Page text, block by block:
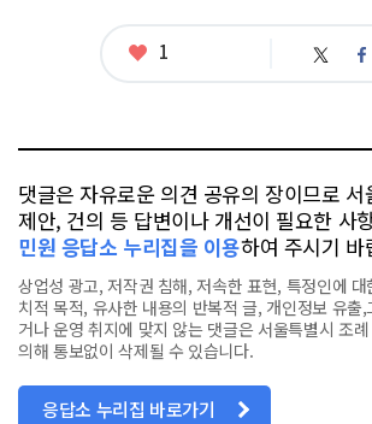
좋1 트 페
댓글은 자유로운 의견 공유의 장이므로
제안, 건의 등 답변이나 개선이 필요한 사
민원 응답소 누리집을 이용하여 주시기 바
상업성 광고, 저작권 침해, 저속한 표현, 특정인에
치적 목적, 유사한 내용의 반복적 글, 개인정보 유출
거나 운영 취지에 맞지 않는 댓글은 서울특별시 조
의해 통보없이 삭제될 수 있습니다.
응답소 누리집 바로가기